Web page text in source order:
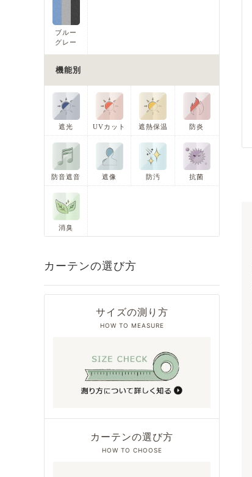
ブルー
グレー
機能別
遮光 UVカット 遮熱保温 防炎
防音遮音 遮像 防汚 抗菌
消臭
カーテンの選び方
サイズの測り方
HOW TO MEASURE
カーテンの選び方
HOW TO CHOOSE